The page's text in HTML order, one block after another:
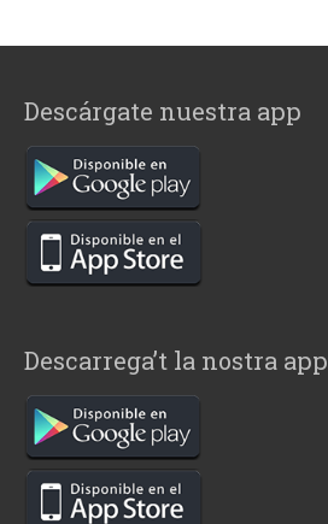
Descárgate nuestra app
Descarrega’t la nostra app